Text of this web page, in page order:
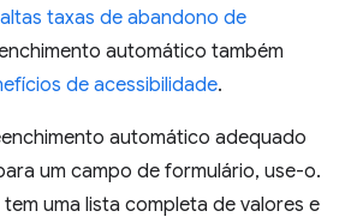
altas taxas de abandono de
automático também
de acessibilidade.
automático adequado
um campo de formulário, use-o.
tem uma lista completa de valores e